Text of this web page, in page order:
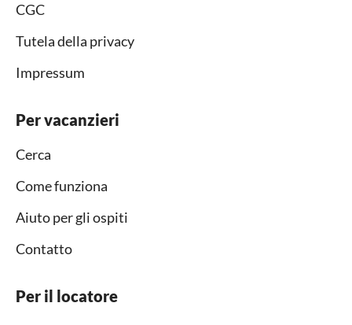
CGC
Tutela della privacy
Impressum
Per vacanzieri
Cerca
Come funziona
Aiuto per gli ospiti
Contatto
Per il locatore